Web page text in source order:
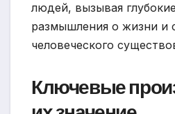
людей, вызывая
размышления о жизни и
человеческого
Ключевые